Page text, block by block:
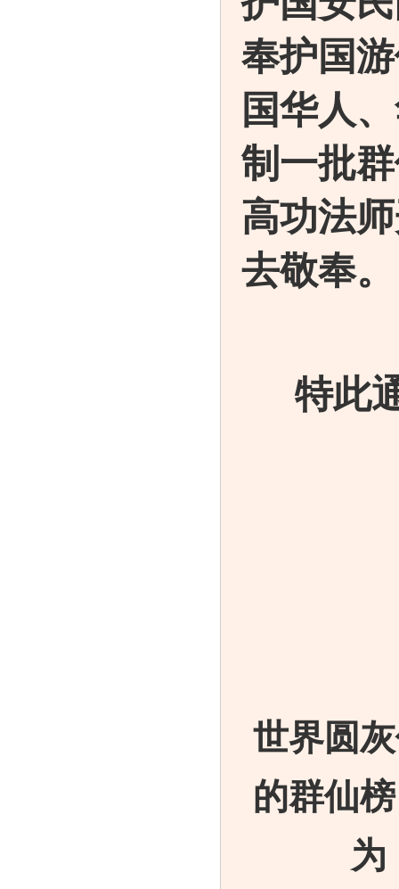
奉护国
国华人
制一批
高功法
去敬奉。
特此
世界圆
的群仙
为